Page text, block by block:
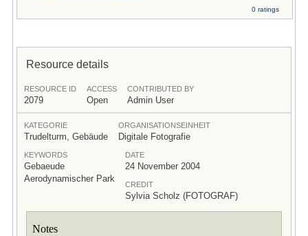
0 ratings
Resource details
RESOURCE ID
2079
ACCESS
Open
CONTRIBUTED BY
Admin User
KATEGORIE
Trudelturm, Gebäude
ORGANISATIONSEINHEIT
Digitale Fotografie
KEYWORDS
Gebaeude
Aerodynamischer Park
DATE
24 November 2004
CREDIT
Sylvia Scholz (FOTOGRAF)
Notes